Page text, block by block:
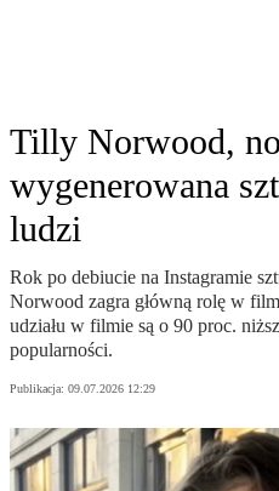
Tilly Norwood,
wygenerowana
ludzi
Rok po debiucie na Instagramie
Norwood zagra główną rolę w
udziału w filmie są o 90 proc.
popularności.
Publikacja: 09.07.2026 12:29